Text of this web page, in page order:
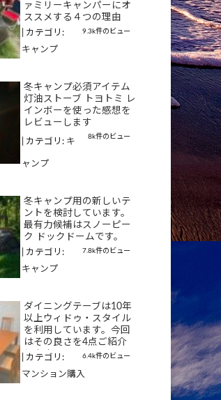
ァミリーキャンパーにオ
ススメする４つの理由
9.3k件のビュー
カテゴリ:
キャンプ
冬キャンプ必須アイテム
灯油ストーブ トヨトミ レ
インボーを使った感想を
レビューします
8k件のビュー
カテゴリ: キ
ャンプ
冬キャンプ用の新しいテ
ントを検討しています。
最有力候補はスノーピー
ク ドックドームです。
7.8k件のビュー
カテゴリ:
キャンプ
ダイニングテーブは10年
以上ウィドゥ・スタイル
を利用しています。今回
はその良さを4点ご紹介
します
6.4k件のビュー
カテゴリ:
マンション購入